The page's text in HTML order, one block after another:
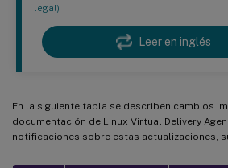
legal)
Leer en inglés
En la siguiente tabla se describen cambios
documentación de Linux Virtual Delivery
notificaciones sobre estas actualizaciones,